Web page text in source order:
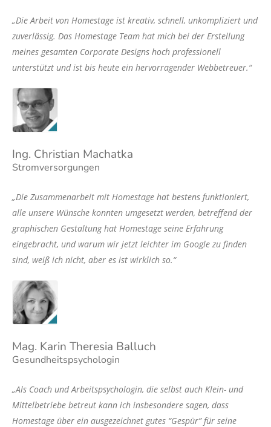
„Die Arbeit von Homestage ist kreativ, schnell, unkompliziert und
zuverlässig. Das Homestage Team hat mich bei der Erstellung
meines gesamten Corporate Designs hoch professionell
unterstützt und ist bis heute ein hervorragender Webbetreuer.“
Ing. Christian Machatka
Stromversorgungen
„Die Zusammenarbeit mit Homestage hat bestens funktioniert,
alle unsere Wünsche konnten umgesetzt werden, betreffend der
graphischen Gestaltung hat Homestage seine Erfahrung
eingebracht, und warum wir jetzt leichter im Google zu finden
sind, weiß ich nicht, aber es ist wirklich so.“
Mag. Karin Theresia Balluch
Gesundheitspsychologin
„Als Coach und Arbeitspsychologin, die selbst auch Klein- und
Mittelbetriebe betreut kann ich insbesondere sagen, dass
Homestage über ein ausgezeichnet gutes “Gespür” für seine